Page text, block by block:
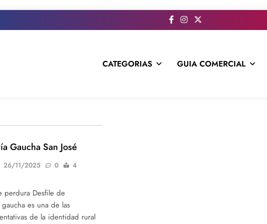
CATEGORIAS GUIA COMERCIAL
Gaucha San José
26/11/2025 0
4
perdura Desfile de
es una de las
de la identidad rural